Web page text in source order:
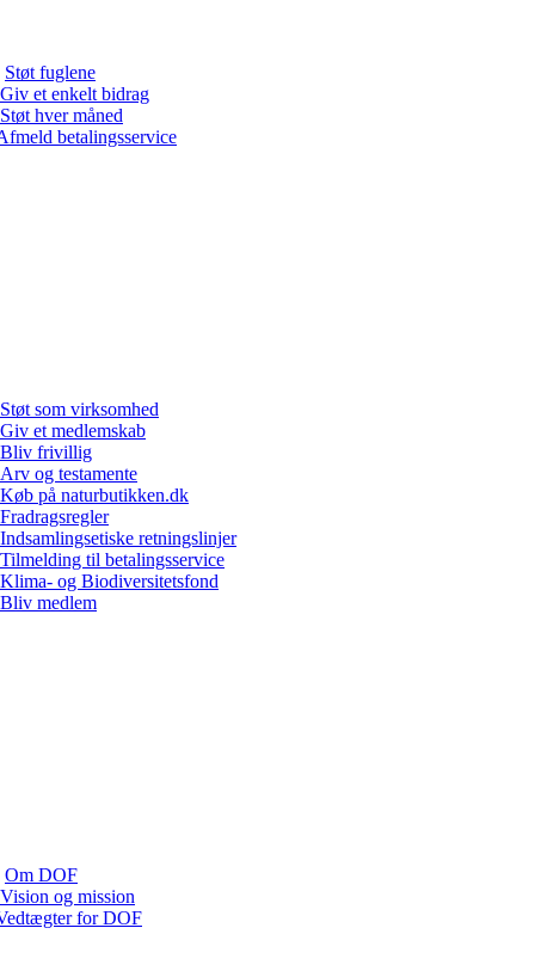
Støt fuglene
Giv et enkelt bidrag
Støt hver måned
betalingsservice
Støt som virksomhed
Giv et medlemskab
Bliv frivillig
Arv og testamente
Køb på naturbutikken.dk
Fradragsregler
Indsamlingsetiske retningslinjer
Tilmelding til betalingsservice
Klima- og Biodiversitetsfond
Bliv medlem
Om DOF
Vision og mission
for DOF